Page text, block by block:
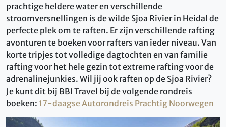
prachtige heldere water en verschillende
stroomversnellingen is de wilde Sjoa Rivier in Heidal de
perfecte plek om te raften. Er zijn verschillende rafting
avonturen te boeken voor rafters van ieder niveau. Van
korte tripjes tot volledige dagtochten en van familie
rafting voor het hele gezin tot extreme rafting voor de
adrenalinejunkies. Wil jij ook raften op de Sjoa Rivier?
Je kunt dit bij BBI Travel bij de volgende rondreis
boeken: 17-daagse Autorondreis Prachtig Noorwegen